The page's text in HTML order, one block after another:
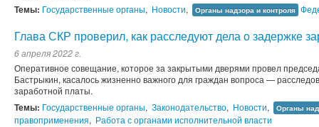
Темы: Государственные органы, Новости, Органы надзора и контроля
Глава СКР проверил, как расследуют дела о задержке
6 апреля 2022 г.
Оперативное совещание, которое за закрытыми дверями провел
Бастрыкин, касалось жизненно важного для граждан вопроса —
заработной платы.
Темы: Государственные органы, Законодательство, Новости, Органы
правоприменения, Работа с органами исполнительной власти